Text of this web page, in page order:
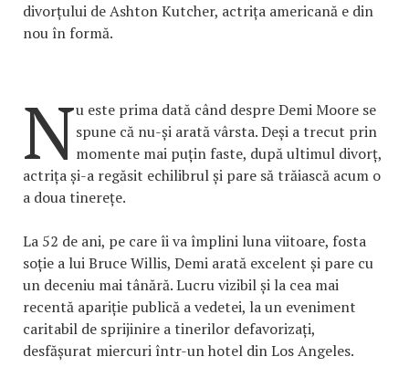
divorțului de Ashton Kutcher, actrița americană e din
nou în formă.
Nu este prima dată când despre Demi Moore se
spune că nu-și arată vârsta. Deși a trecut prin
momente mai puțin faste, după ultimul divorț,
actrița și-a regăsit echilibrul și pare să trăiască acum o
a doua tinerețe.
La 52 de ani, pe care îi va împlini luna viitoare, fosta
soție a lui Bruce Willis, Demi arată excelent și pare cu
un deceniu mai tânără. Lucru vizibil și la cea mai
recentă apariție publică a vedetei, la un eveniment
caritabil de sprijinire a tinerilor defavorizați,
desfășurat miercuri într-un hotel din Los Angeles.